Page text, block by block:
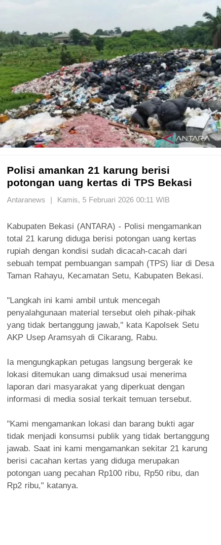
Polisi amankan 21 karung berisi
potongan uang kertas di TPS Bekasi
Antaranews | Kamis, 5 Februari 2026 00:11 WIB
Kabupaten Bekasi (ANTARA) - Polisi mengamankan
total 21 karung diduga berisi potongan uang kertas
rupiah dengan kondisi sudah dicacah-cacah dari
sebuah tempat pembuangan sampah (TPS) liar di Desa
Taman Rahayu, Kecamatan Setu, Kabupaten Bekasi.
"Langkah ini kami ambil untuk mencegah
penyalahgunaan material tersebut oleh pihak-pihak
yang tidak bertanggung jawab," kata Kapolsek Setu
AKP Usep Aramsyah di Cikarang, Rabu.
Ia mengungkapkan petugas langsung bergerak ke
lokasi ditemukan uang dimaksud usai menerima
laporan dari masyarakat yang diperkuat dengan
informasi di media sosial terkait temuan tersebut.
"Kami mengamankan lokasi dan barang bukti agar
tidak menjadi konsumsi publik yang tidak bertanggung
jawab. Saat ini kami mengamankan sekitar 21 karung
berisi cacahan kertas yang diduga merupakan
potongan uang pecahan Rp100 ribu, Rp50 ribu, dan
Rp2 ribu," katanya.